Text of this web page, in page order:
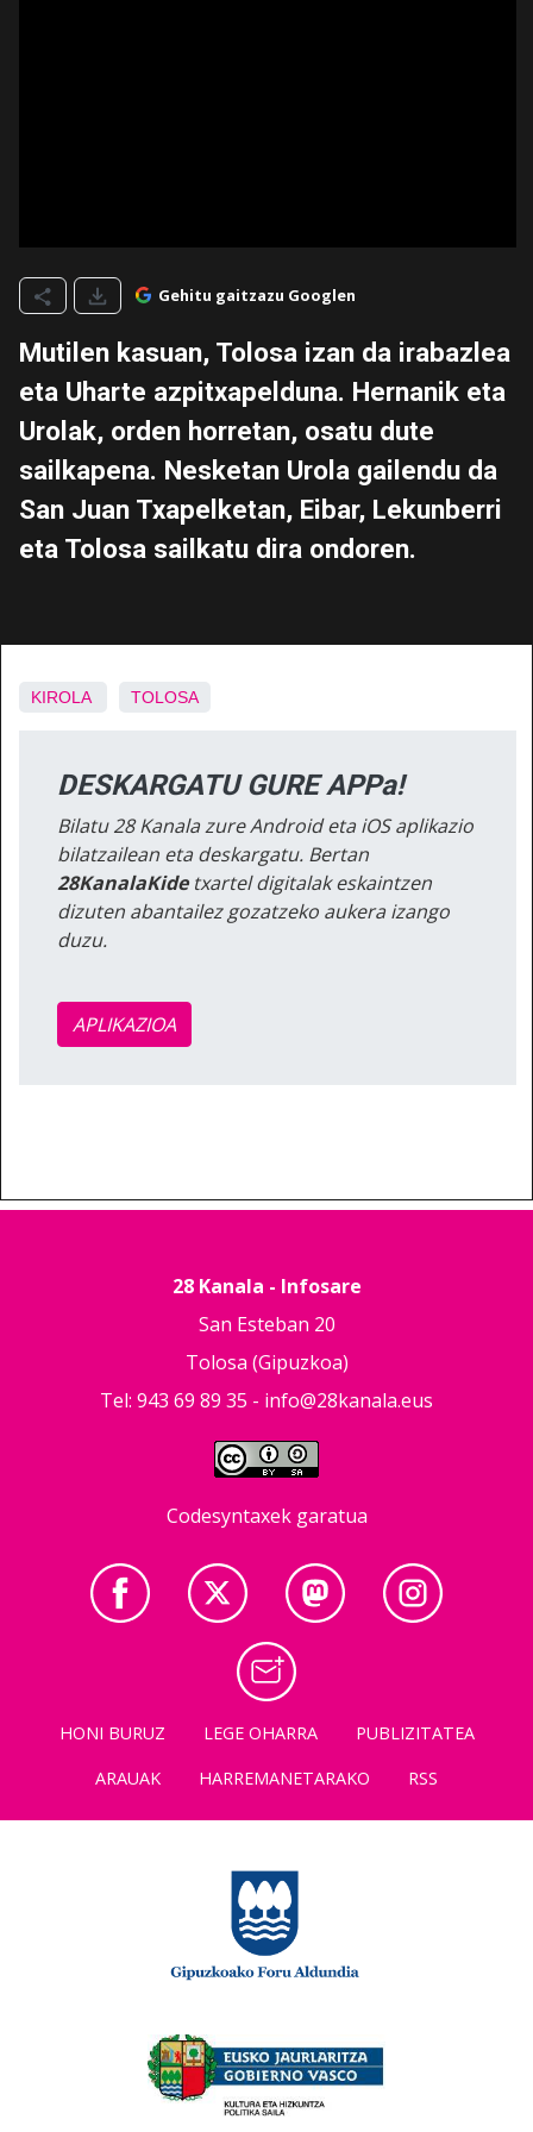
Gehitu gaitzazu Googlen
Mutilen kasuan, Tolosa izan da irabazlea
eta Uharte azpitxapelduna. Hernanik eta
Urolak, orden horretan, osatu dute
sailkapena. Nesketan Urola gailendu da
San Juan Txapelketan, Eibar, Lekunberri
eta Tolosa sailkatu dira ondoren.
KIROLA TOLOSA
DESKARGATU GURE APPa!
Bilatu 28 Kanala zure Android eta iOS aplikazio
bilatzailean eta deskargatu. Bertan
28KanalaKidetxartel digitalak eskaintzen
dizuten abantailez gozatzeko aukera izango
duzu.
APLIKAZIOA
28 Kanala - Infosare
San Esteban 20
Tolosa (Gipuzkoa)
Tel: 943 69 89 35 - info@28kanala.eus
Codesyntaxek garatua
HONI BURUZ LEGE OHARRA
PUBLIZITATEA
ARAUAK
HARREMANETARAKO RSS